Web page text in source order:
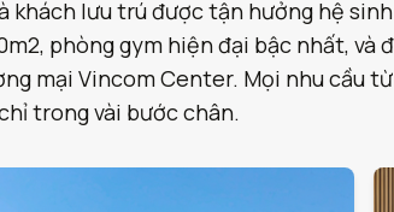
khách lưu trú được tận hưởng hệ
phòng gym hiện đại bậc nhất,
mại Vincom Center. Mọi nhu cầu
trong vài bước chân.